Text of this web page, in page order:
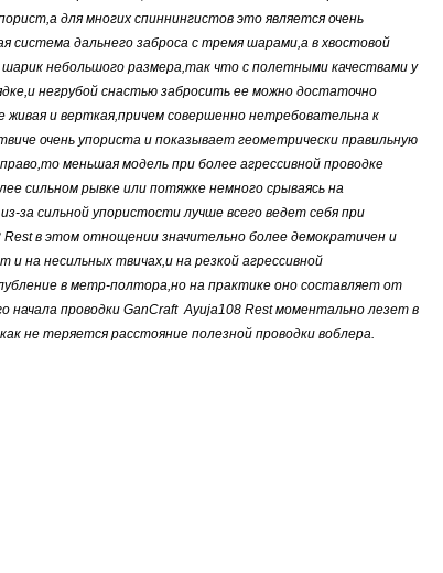
для многих спиннингистов это является очень
система дальнего заброса с тремя шарами,а в хвостовой
небольшого размера,так что с полетными качествами у
негрубой снастью забросить ее можно достаточно
живая и верткая,причем совершенно нетребовательна к
очень упориста и показывает геометрически правильную
меньшая модель при более агрессивной проводке
сильном рывке или потяжке немного срываясь на
за сильной упористости лучше всего ведет себя при
в этом отнощении значительно более демократичен и
на несильных твичах,и на резкой агрессивной
в метр-полтора,но на практике оно составляет от
начала проводки GanCraft Ayuja108 Rest моментально лезет в
не теряется расстояние полезной проводки воблера.